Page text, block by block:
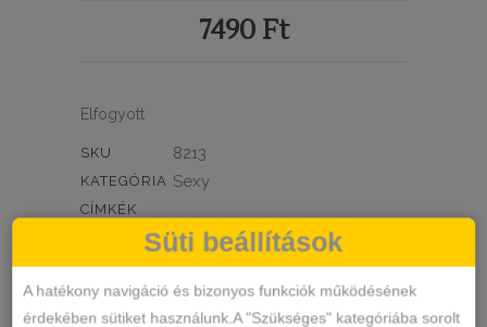
7490 Ft
Elfogyott
SKU 8213
KATEGÓRIA Sexy
CÍMKÉK
MEGOSZTÁS
LEÍRÁS
Süti beállítások
A hatékony navigáció és bizonyos funkciók működésének
érdekében sütiket használunk.A "Szükséges" kategóriába sorolt